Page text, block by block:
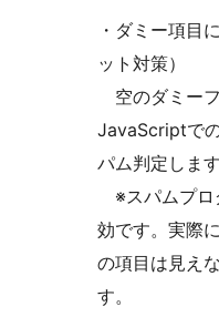
・ダミー項目
ット対策）
空のダミー
JavaScriptで
パム判定しま
※スパムプロ
効です。実際
の項目は見え
す。